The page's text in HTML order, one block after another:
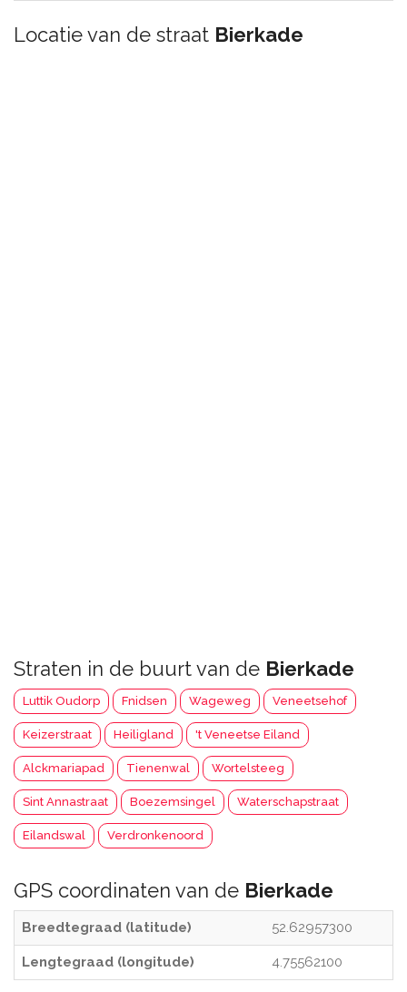
Locatie van de straat Bierkade
Straten in de buurt van de Bierkade
Luttik Oudorp Fnidsen Wageweg Veneetsehof
Keizerstraat Heiligland 't Veneetse Eiland
Alckmariapad Tienenwal Wortelsteeg
Sint Annastraat Boezemsingel Waterschapstraat
Eilandswal Verdronkenoord
GPS coordinaten van de Bierkade
Breedtegraad (latitude) 52.62957300
Lengtegraad (longitude) 4.75562100